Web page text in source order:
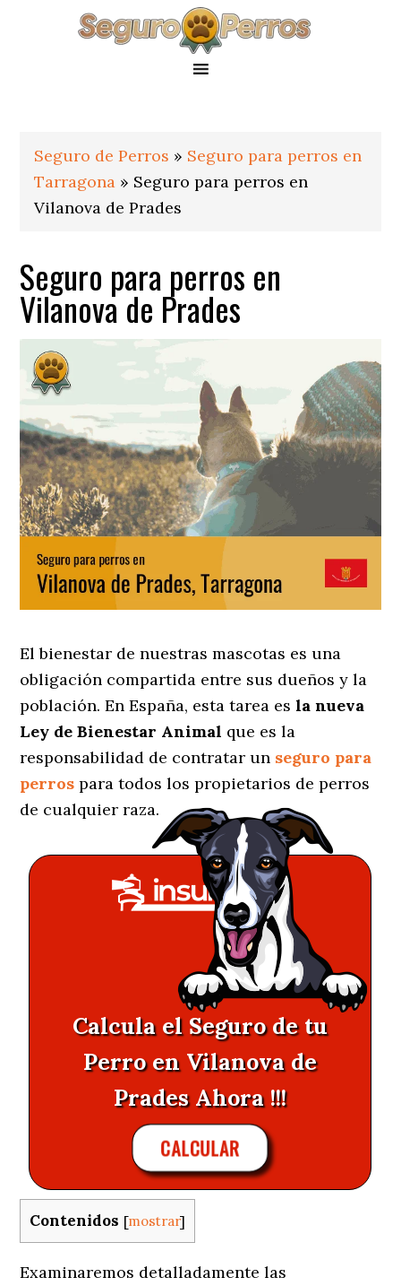
Seguro de Perros » Seguro para perros en
Tarragona » Seguro para perros en
Vilanova de Prades
Seguro para perros en
Vilanova de Prades
El bienestar de nuestras mascotas es una
obligación compartida entre sus dueños y la
población. En España, esta tarea esla nueva
Ley de Bienestar Animal que es la
responsabilidad de contratar un seguro para
perros para todos los propietarios de perros
de cualquier raza.
Calcula el Seguro de tu
Perro en Vilanova de
Prades Ahora !!!
CALCULAR
Contenidos [mostrar]
Examinaremos detalladamente las